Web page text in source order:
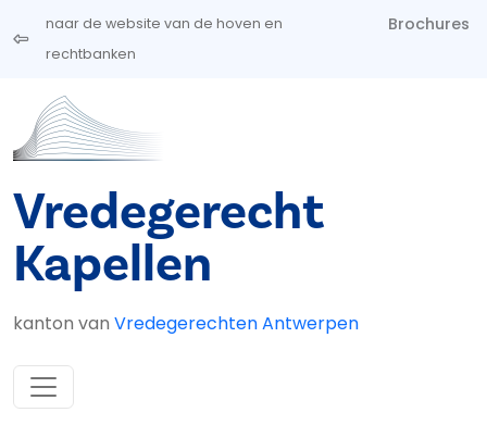
Overslaan en naar de inhoud gaan
naar de website van de hoven en
rechtbanken
Brochures
Vredegerecht
Kapellen
kanton van Vredegerechten Antwerpen